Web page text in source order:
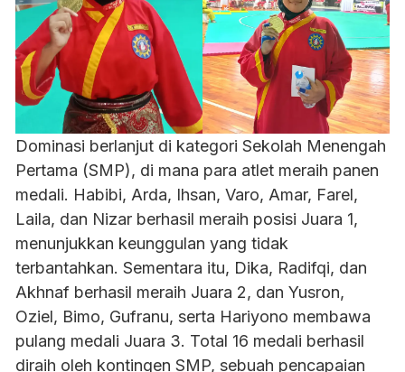
Dominasi berlanjut di kategori Sekolah Menengah
Pertama (SMP), di mana para atlet meraih panen
medali. Habibi, Arda, Ihsan, Varo, Amar, Farel,
Laila, dan Nizar berhasil meraih posisi Juara 1,
menunjukkan keunggulan yang tidak
terbantahkan. Sementara itu, Dika, Radifqi, dan
Akhnaf berhasil meraih Juara 2, dan Yusron,
Oziel, Bimo, Gufranu, serta Hariyono membawa
pulang medali Juara 3. Total 16 medali berhasil
diraih oleh kontingen SMP, sebuah pencapaian